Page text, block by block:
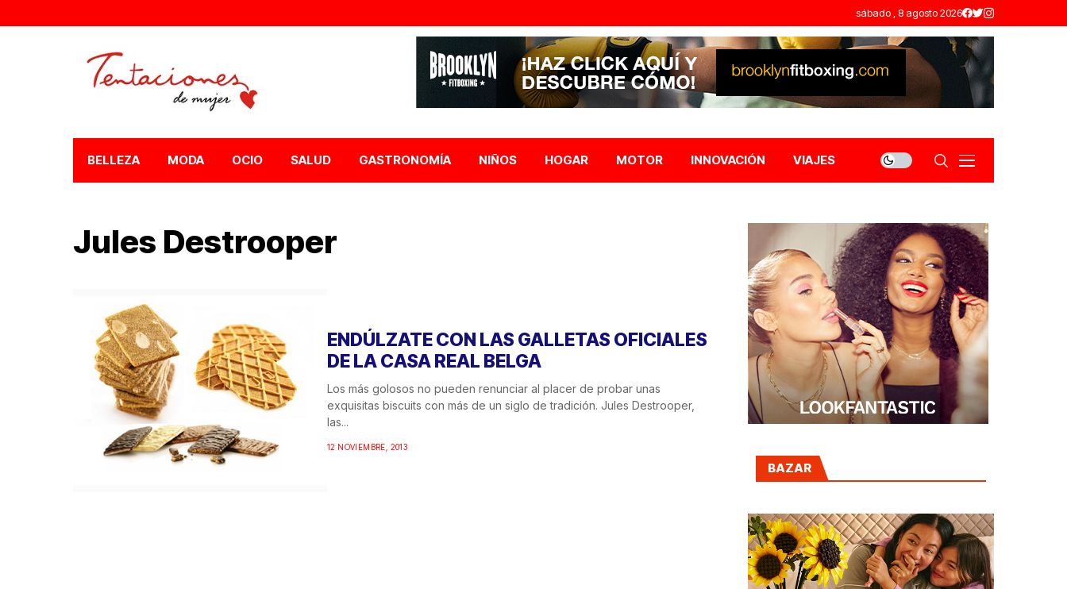
sábado , 8 agosto 2026
BELLEZA MODA OCIO SALUD GASTRONOMÍA NIÑOS HOGAR MOTOR INNOVACIÓN VIAJES
Jules Destrooper
ENDÚLZATE CON LAS GALLETAS OFICIALES
DE LA CASA REAL BELGA
Los más golosos no pueden renunciar al placer de probar unas
exquisitas biscuits con más de un siglo de tradición. Jules Destrooper,
las...
12 NOVIEMBRE, 2013
BAZAR